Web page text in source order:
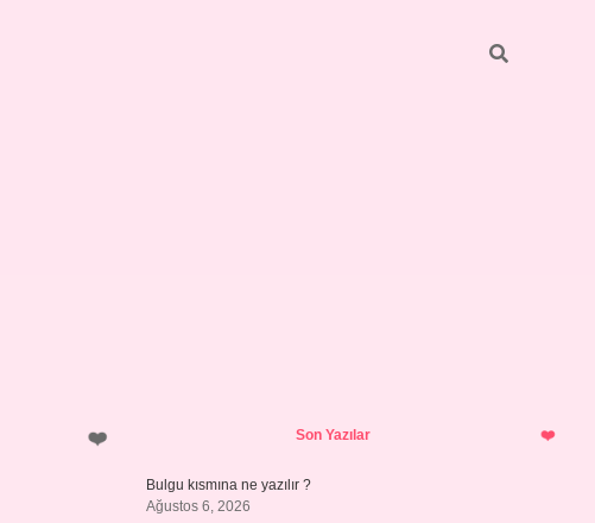
SidebarSon Yazılar
Bulgu kısmına ne yazılır ?
Ağustos 6, 2026